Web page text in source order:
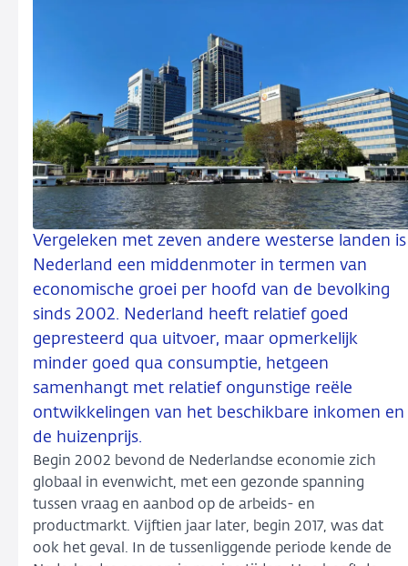
Vergeleken met zeven andere westerse landen is
Nederland een middenmoter in termen van
economische groei per hoofd van de bevolking
sinds 2002. Nederland heeft relatief goed
gepresteerd qua uitvoer, maar opmerkelijk
minder goed qua consumptie, hetgeen
samenhangt met relatief ongunstige reële
ontwikkelingen van het beschikbare inkomen en
de huizenprijs.
Begin 2002 bevond de Nederlandse economie zich
globaal in evenwicht, met een gezonde spanning
tussen vraag en aanbod op de arbeids- en
productmarkt. Vijftien jaar later, begin 2017, was dat
ook het geval. In de tussenliggende periode kende de